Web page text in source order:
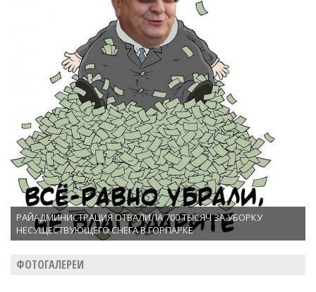
РАЙАДМИНИСТРАЦИЯ ОТВАЛИЛА 700 ТЫСЯЧ ЗА УБОРКУ
НЕСУЩЕСТВУЮЩЕГО СНЕГА В ГОРПАРКЕ
ФОТОГАЛЕРЕИ